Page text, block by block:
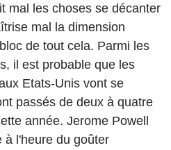
mal les choses se décanter
mal la dimension
de tout cela. Parmi les
il est probable que les
Etats-Unis vont se
passés de deux à quatre
année. Jerome Powell
à l'heure du goûter